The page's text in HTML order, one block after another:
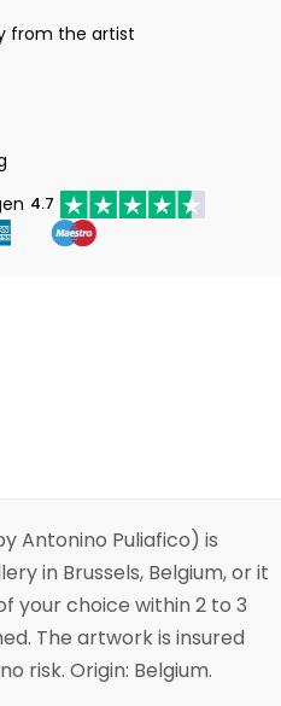
from the artist
4.7
Antonino Puliafico) is
in Brussels, Belgium, or it
your choice within 2 to 3
The artwork is insured
risk. Origin: Belgium.